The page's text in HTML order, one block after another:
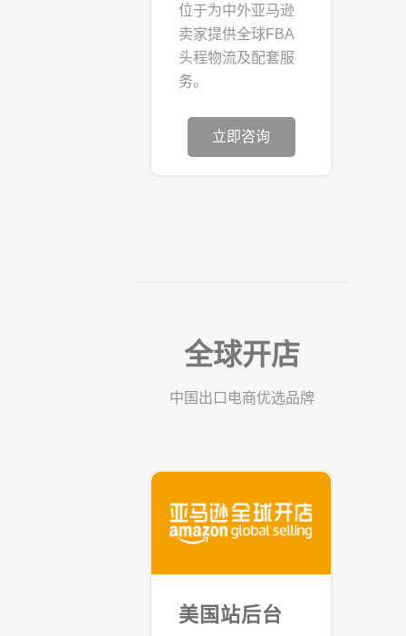
位于为中外亚马逊
卖家提供全球FBA
头程物流及配套服
务。
立即咨询
全球开店
中国出口电商优选品牌
美国站后台